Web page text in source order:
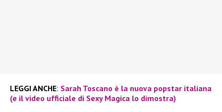
LEGGI ANCHE: Sarah Toscano è la nuova popstar italiana
(e il video ufficiale di Sexy Magica lo dimostra)